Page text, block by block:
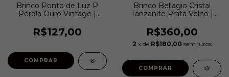
Brinco Ponto de Luz P
Pérola Ouro Vintage |
R$127,00
COMPRAR
Brinco Bellagio Cristal
Tanzanite Prata Velho |
R$360,00
2 x de R$180,00 sem juros
COMPRAR